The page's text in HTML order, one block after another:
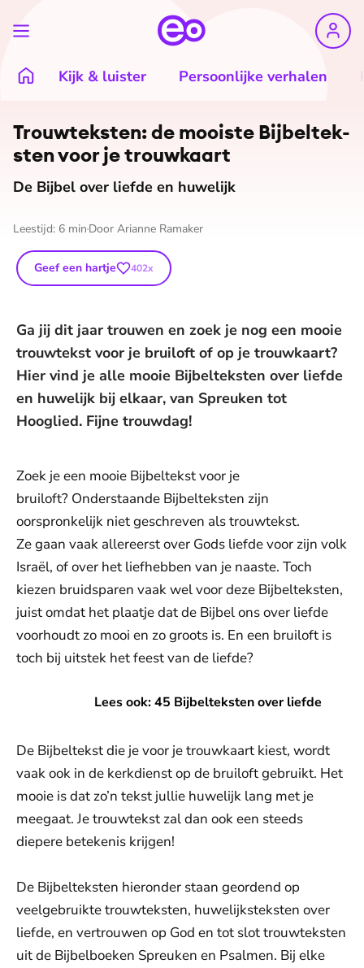
Kijk & luister Persoonlijke verhalen
Trouwteksten: de mooiste Bij­bel­tek­
sten voor je trouwkaart
De Bijbel over liefde en huwelijk
Leestijd: 6 min Door Arianne Ramaker
Geef een hartje 402x
Ga jij dit jaar trouwen en zoek je nog een mooie
trouwtekst voor je bruiloft of op je trouwkaart?
Hier vind je alle mooie Bijbelteksten over liefde
en huwelijk bij elkaar, van Spreuken tot
Hooglied. Fijne trouwdag!
Zoek je een mooie Bijbeltekst voor je
bruiloft? Onderstaande Bijbelteksten zijn
oorspronkelijk niet geschreven als trouwtekst.
Ze gaan vaak allereerst over Gods liefde voor zijn volk
Israël, of over het liefhebben van je naaste. Toch
kiezen bruidsparen vaak wel voor deze Bijbelteksten,
juist omdat het plaatje dat de Bijbel ons over liefde
voorhoudt zo mooi en zo groots is. En een bruiloft is
toch bij uitstek het feest van de liefde?
Lees ook: 45 Bijbelteksten over liefde
Lees ook: 45 Bijbelteksten over liefde
De Bijbeltekst die je voor je trouwkaart kiest, wordt
vaak ook in de kerkdienst op de bruiloft gebruikt. Het
mooie is dat zo’n tekst jullie huwelijk lang met je
meegaat. Je trouwtekst zal dan ook een steeds
diepere betekenis krijgen!
De Bijbelteksten hieronder staan geordend op
veelgebruikte trouwteksten, huwelijksteksten over
liefde, en vertrouwen op God en tot slot trouwteksten
uit de Bijbelboeken Spreuken en Psalmen. Bij elke